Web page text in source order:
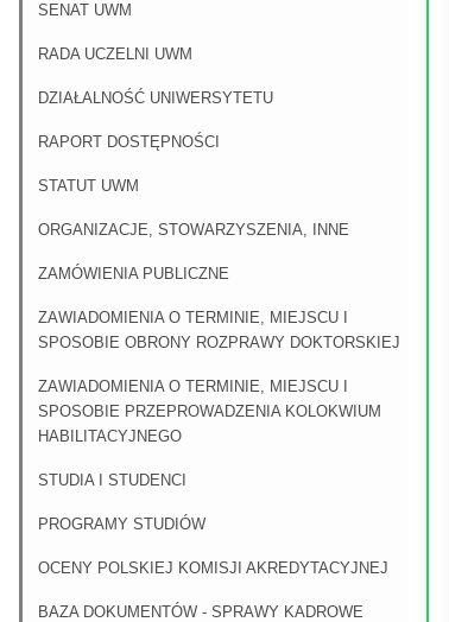
SENAT UWM
RADA UCZELNI UWM
DZIAŁALNOŚĆ UNIWERSYTETU
RAPORT DOSTĘPNOŚCI
STATUT UWM
ORGANIZACJE, STOWARZYSZENIA, INNE
ZAMÓWIENIA PUBLICZNE
ZAWIADOMIENIA O TERMINIE, MIEJSCU I
SPOSOBIE OBRONY ROZPRAWY DOKTORSKIEJ
ZAWIADOMIENIA O TERMINIE, MIEJSCU I
SPOSOBIE PRZEPROWADZENIA KOLOKWIUM
HABILITACYJNEGO
STUDIA I STUDENCI
PROGRAMY STUDIÓW
OCENY POLSKIEJ KOMISJI AKREDYTACYJNEJ
BAZA DOKUMENTÓW - SPRAWY KADROWE